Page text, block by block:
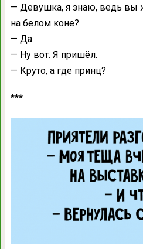
— Девушка, я знаю, ведь вы
на белом коне?
— Да.
— Ну вот. Я пришёл.
— Круто, а где принц?
***